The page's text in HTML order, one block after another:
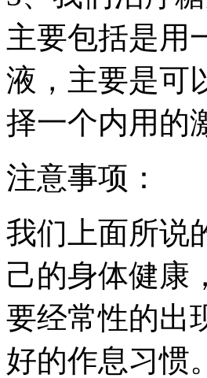
主要包括是用
液，主要是可
择一个内用的
注意事项：
我们上面所说
己的身体健康
要经常性的出
好的作息习惯。